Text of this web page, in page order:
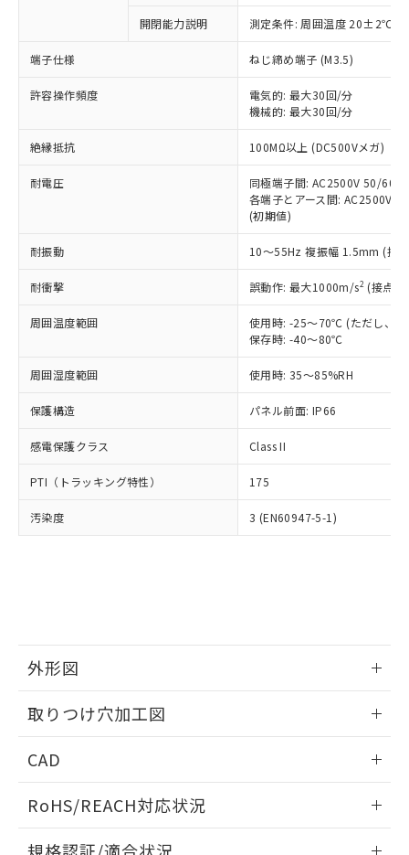
開閉能力説明 測定条件: 周囲温度 20±2℃、
端子仕様 ねじ締め端子 (M3.5)
許容操作頻度
電気的: 最大30回/分
機械的: 最大30回/分
絶縁抵抗 100MΩ以上 (DC500Vメガ)
耐電圧
同極端子間: AC2500V 50/
各端子とアース間: AC2500V
(初期値)
耐振動 10～55Hz 複振幅 1.5mm (接
耐衝撃 誤動作: 最大1000m/s2 (接点
周囲温度範囲
使用時: -25～70℃ (ただし、氷
保存時: -40～80℃
周囲湿度範囲 使用時: 35～85%RH
保護構造 パネル前面: IP66
感電保護クラス Class II
PTI（トラッキング特性） 175
汚染度 3 (EN60947-5-1)
外形図
取りつけ穴加工図
CAD
ドすることができます。
RoHS/REACH対応状況
以下の条件をお読みいただき、同意のうえ
ご利用ください。
本サービスは、当社制御機器事業取扱
商品の当社在庫状況および標準価格
当社制御機器事業取扱商品の中には、
本サービスの対象外となる商品もある
ことをご了承ください。
在庫状況および標準価格照会結果は、
記載している更新日時点での社内デー
タに基づき作成されるものであり、閲
覧された時点での実際の在庫および標
準価格とは異なる場合があることをご
正式な納期状況および標準価格はお客
様のお取引先、またはお客様担当のオ
ムロン制御機器販売店・当社販売員に
オムロン制御機器販売店や当社販売拠
販売ネットワーク
」をご確認
ください。
在庫状況および標準価格結果を当社の
事前の承諾なく第三者に漏洩または開
マイパーツ機能（部品リスト作成サー
および当社の共同利用者が、当社の製
※当社の共同利用者とは、
の共同利用に関して"
の「1.共同利
対応予定なし：EU RoHS指令（10物質）の
非含有に非対応の商品で、対応品を出す予
定はありません。
調査・確認中：EU RoHS指令（10物質）の
非含有の対応状況を調査中または確認中の
非該当品：ライセンス料など無形物で、有
害物質有無と関係のない商品です。
いたものが、含有品と判明した場合などや
むを得ず変更することがあります。
六価クロム(Cr(Ⅵ)) 1000ppm以下、ポリ臭化ビフェニル
類(PBB) 1000ppm以下、ポリ臭化ジフェニルエーテル類
(PBDE) 1000ppm以下、フタル酸ビス(2-エチルヘキシ
ル) (DEHP)(別名：DOP) 1000ppm以下、フタル酸ブチ
ルベンジル（BBP） 1000ppm以下、フタル酸ジブチル
（DBP） 1000ppm以下、フタル酸ジイソブチル
(DIBP) 1000ppm以下
フタル酸エステル類の４物質については閾値を超える意
図的な使用がないことを確認しています。
※2 対応予定月
部品在庫の切り替え状況などにより、予定
月が前後することがあります。
とができます。
EU RoHS指令（10物質）の非含有証明書
ものではありません。
また、RoHS指令のフタル酸エステル類４
物質の対応では、対応完了までの期間は出
荷製品に未対応品が混在することから備考
※1 中国RoHS○×表
「○」：最大均質材料含有率が中国RoHSの
基準値以下であることを示します。
「×」：最大均質材料含有率が中国RoHSの
基準値を超えていることを示します。
「－」：未確認です。当社販売部門へお問
*中国RoHS10物質の基準値 (GB/T26572)：
Pb(鉛) :1000ppm、 Hg(水銀) : 1000ppm、 Cd(カドミウ
Cr(Ⅵ)(六価クロム) : 1000ppm、 PBBs(ポリ臭化ビフェ
ニル類) : 1000ppm、 PBDEs(ポリ臭化ジフェニルエーテ
DBP(フタル酸ジブチル) : 1000ppm、 DIBP(フタル酸ジ
イソブチル) : 1000ppm、 BBP(フタル酸ブチルベンジ
ル) : 1000ppm、
DEHP(フタル酸ビス(2-エチルヘキシル)) : 1000ppm
※2 環境保護使用期限
「ｅ」：有害物質（10物質）のすべてが基
準値以下であることを示します。
「10」：通常の使用状況下において有害物
質が外部に漏えいし、環境に深刻な影響を
当社は、これら貴社製品のうち、外国
為替および外国貿易法に定める商品
（以下｢規制貨物等」という）を輸出
または国外への提供する場合は、日本
国政府の輸出許可(または役務取引許
可)を取得するなどの必要な手続きを
当社は規制貨物を破棄する場合は、完
全に破砕するなど、違法に輸出されな
いよう必要な手段を講じます。
ル、化学兵器、生物兵器またはその他
武器並びにこれらの製造装置等に一切
使用いたしません。
当社は、貴社製品を第三者に販売する
場合は、上記1、2および3の内容を当
該第三者に通知します。また当社は、
販売先および販売に係わる関係者が違
法に輸出するおそれがある場合は、取
○ 一定数以上の在庫あり
一定数には満たないが在庫あり
在庫なし(最新の在庫状況につ
いては、お客様のお取引先、ま
たはお客様担当のオムロン制御
機器販売店・当社販売員にご確
認ください)
受注生産機種、また在庫状況の